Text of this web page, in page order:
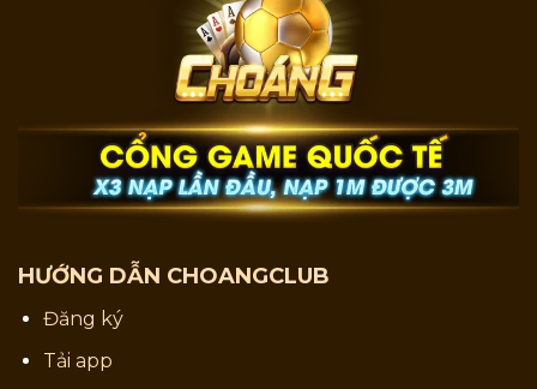
HƯỚNG DẪN CHOANGCLUB
Đăng ký
Tải app